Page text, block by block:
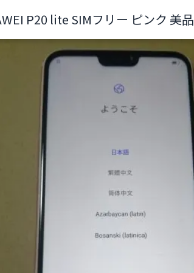
P20 lite SIMフリー ピンク 美品